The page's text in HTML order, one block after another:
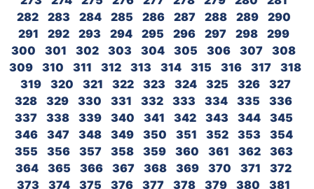
282
283 284 285 286 287 288 289
290
291
292 293 294 295 296 297 298
299
300
301 302 303 304 305 306 307
308
309
310 311 312 313 314 315 316 317
318
319
320 321 322 323 324 325 326
327
328
329 330 331 332 333 334 335
336
337
338 339 340 341 342 343 344
345
346
347 348 349 350 351 352 353
354
355
356 357 358 359 360 361 362
363
364
365 366 367 368 369 370 371
372
373
374 375 376 377 378 379 380
381